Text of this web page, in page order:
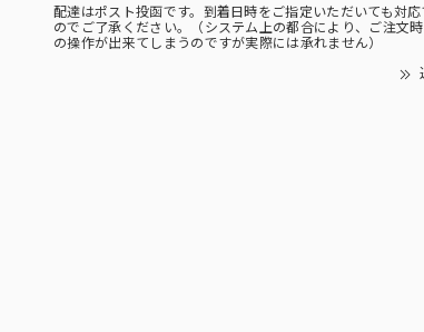
配達はポスト投函です。到着日時をご指定いただいても対
のでご了承ください。（システム上の都合により、ご注文
の操作が出来てしまうのですが実際には承れません）